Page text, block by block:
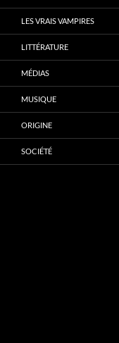
LES VRAIS VAMPIRES
LITTÉRATURE
MÉDIAS
MUSIQUE
ORIGINE
SOCIÉTÉ